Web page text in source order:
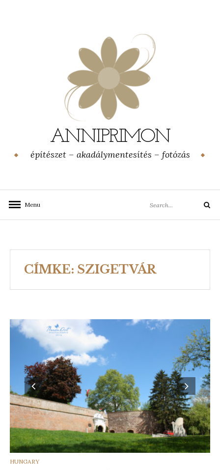
ANNIPRIMON
építészet – akadálymentesítés – fotózás
Menu
for:
Search
CÍMKE: SZIGETVÁR
CATEGORIES
HUNGARY